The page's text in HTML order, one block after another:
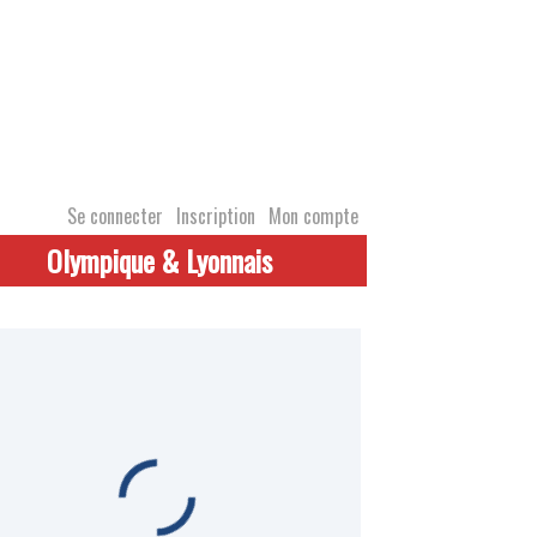
Se connecter Inscription Mon compte
Olympique & Lyonnais